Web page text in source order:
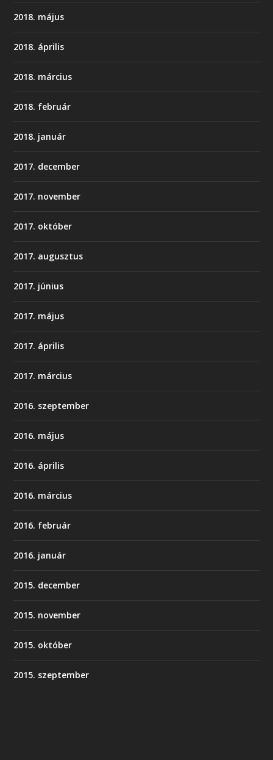
2018. május
2018. április
2018. március
2018. február
2018. január
2017. december
2017. november
2017. október
2017. augusztus
2017. június
2017. május
2017. április
2017. március
2016. szeptember
2016. május
2016. április
2016. március
2016. február
2016. január
2015. december
2015. november
2015. október
2015. szeptember